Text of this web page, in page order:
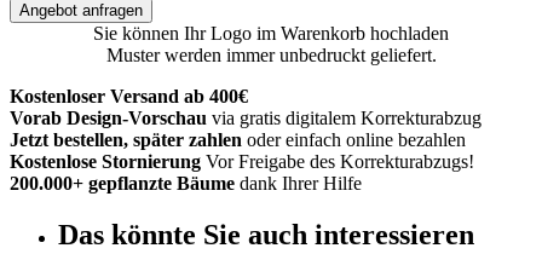
Angebot anfragen
Sie können Ihr Logo im Warenkorb hochladen
Muster werden immer unbedruckt geliefert.
Kostenloser Versand ab 400€
Vorab Design-Vorschau via gratis digitalem Korrekturabzug
Jetzt bestellen, später zahlen oder einfach online bezahlen
Kostenlose Stornierung Vor Freigabe des Korrekturabzugs!
200.000+ gepflanzte Bäume dank Ihrer Hilfe
Das könnte Sie auch interessieren